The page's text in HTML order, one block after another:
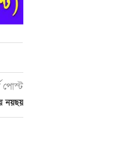
পোস্ট
নয়ছয়